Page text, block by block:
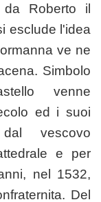
da Roberto il
esclude l'idea
ve ne
Simbolo
venne
ed i suoi
vescovo
e per
nel 1532,
Del